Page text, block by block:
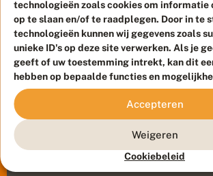
technologieën zoals cookies om informatie
op te slaan en/of te raadplegen. Door in te
technologieën kunnen wij gegevens zoals
unieke ID's op deze site verwerken. Als je
geeft of uw toestemming intrekt, kan dit
hebben op bepaalde functies en
Accepteren
Weigeren
Cookiebeleid
o
m
e
n
i
n
of
niet:
je
ontkomt
niet
aan
stippelmotten.
De
naam
van
groep...
Contact
Veelgestelde vragen
Doneer
Meld waarnemingen
© 2026 Vlinderstichting
Duurzaam ontwikkeld door Go2People
Blue Field Agency
Privacy
Disclaimer
Sitemap